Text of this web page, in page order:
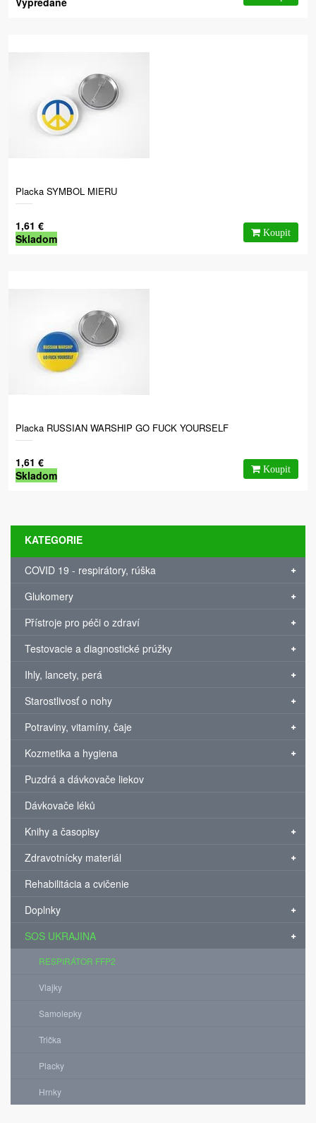
Placka SYMBOL MIERU
1,61 €
Skladom
Placka RUSSIAN WARSHIP GO FUCK YOURSELF
1,61 €
Skladom
KATEGORIE
COVID 19 - respirátory, rúška
Glukomery
Přístroje pro péči o zdraví
Testovacie a diagnostické prúžky
Ihly, lancety, perá
Starostlivosť o nohy
Potraviny, vitamíny, čaje
Kozmetika a hygiena
Puzdrá a dávkovače liekov
Dávkovače léků
Knihy a časopisy
Zdravotnícky materiál
Rehabilitácia a cvičenie
Doplnky
SOS UKRAJINA
RESPIRÁTOR FFP2
Vlajky
Samolepky
Trička
Placky
Hrnky